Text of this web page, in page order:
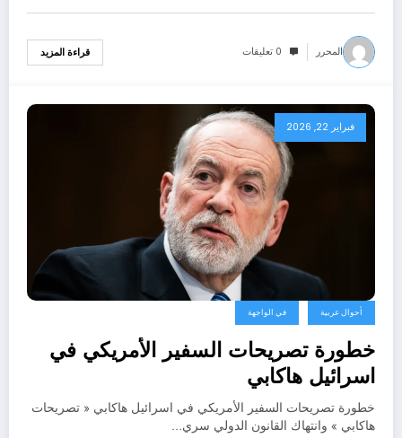
المحرر 0 تعليقات قراءة المزيد
فبراير 22, 2026
أحوال عربية في الواجهة
خطورة تصريحات السفير الأمريكي في
اسرائيل هاكابي
خطورة تصريحات السفير الأمريكي في اسرائيل هاكابي « تصريحات
هاكابي » وانتهاك القانون الدولي سري…